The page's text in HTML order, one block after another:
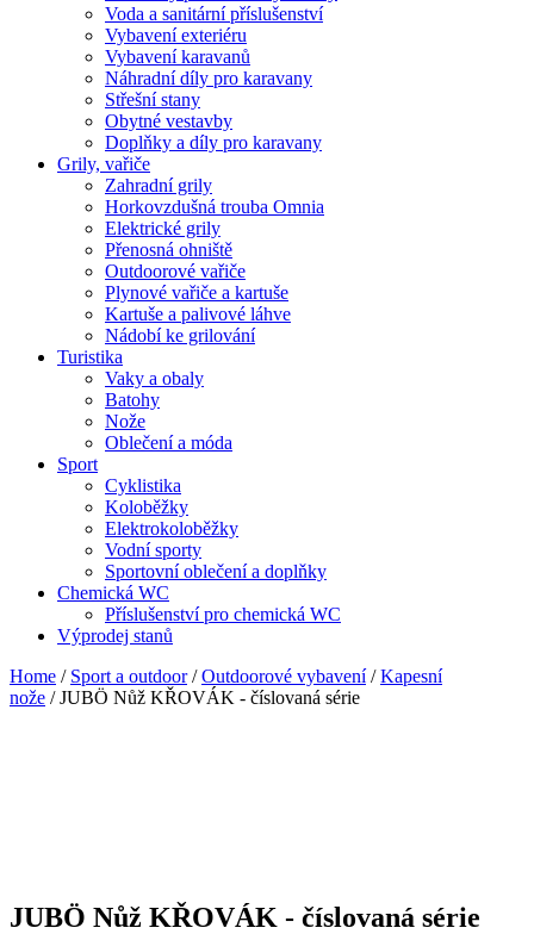
Voda a sanitární příslušenství
Vybavení exteriéru
Vybavení karavanů
Náhradní díly pro karavany
Střešní stany
Obytné vestavby
Doplňky a díly pro karavany
Grily, vařiče
Zahradní grily
Horkovzdušná trouba Omnia
Elektrické grily
Přenosná ohniště
Outdoorové vařiče
Plynové vařiče a kartuše
Kartuše a palivové láhve
Nádobí ke grilování
Turistika
Vaky a obaly
Batohy
Nože
Oblečení a móda
Sport
Cyklistika
Koloběžky
Elektrokoloběžky
Vodní sporty
Sportovní oblečení a doplňky
Chemická WC
Příslušenství pro chemická WC
Výprodej stanů
Home / Sport a outdoor/Outdoorové vybavení/Kapesní
nože / JUBÖ Nůž KŘOVÁK - číslovaná série
JUBÖ Nůž KŘOVÁK - číslovaná série